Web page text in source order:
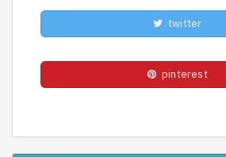
twitter
pinterest